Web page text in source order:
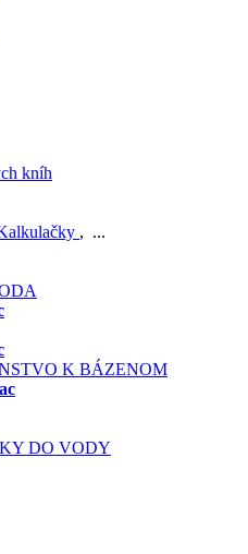
kníh
, ...
K BÁZENOM
DO VODY